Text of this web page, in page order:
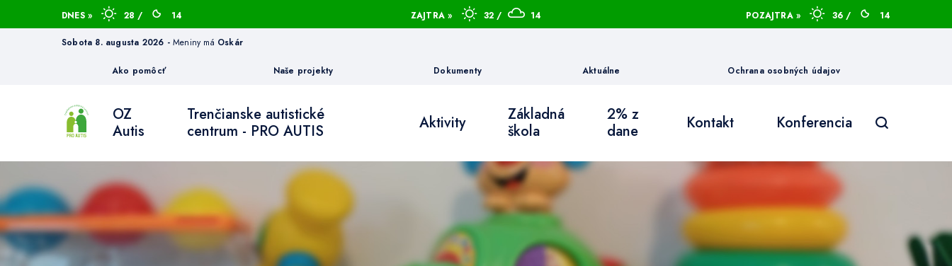
DNES » 28 / 14 ZAJTRA » 32 / 14 POZAJTRA » 36 / 14
sobota 8. augusta 2026 -Meniny má Oskár
Ako pomôcť Naše projekty Dokumenty Aktuálne Ochrana osobných údajov
OZ
Autis
Trenčianske autistické
centrum - PRO AUTIS
Aktivity
Základná
škola
2% z
dane
Kontakt Konferencia